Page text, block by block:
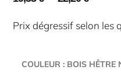
Prix dégressif selon les
COULEUR : BOIS HÊTRE